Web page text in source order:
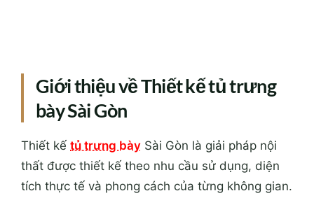
Giới thiệu về Thiết kế tủ trưng
bày Sài Gòn
Thiết kế tủ trưng bày Sài Gòn là giải pháp nội
thất được thiết kế theo nhu cầu sử dụng, diện
tích thực tế và phong cách của từng không gian.